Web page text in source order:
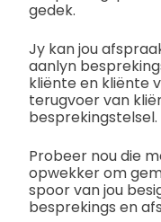
gedek.
Jy kan jou
aanlyn
kliënte en kliënte
terugvoer van
besprekingstelsel.
Probeer nou die
opwekker om
spoor van jou
besprekings en